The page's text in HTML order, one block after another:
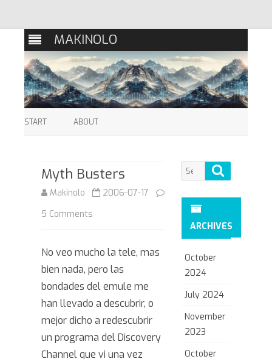
MAKINOLO
START ABOUT
Myth Busters
Makinolo
2006-07-17
5 Comments
Busters
No veo mucho la tele, mas
bien nada, pero las
bondades del emule me
han llevado a descubrir, o
mejor dicho a redescubrir
un programa del Discovery
Channel que vi una vez
Search
for:
ARCHIVES
October
2024
July 2024
November
2023
October